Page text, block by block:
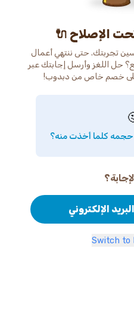
الإصلاح 🔌
تجربتك. حتى ننتهي أعمال
حل اللغز وأرسل إجابتك عبر
على خصم خاص من دبدوب!
حجمه كلما أخذت منه؟
الإلكتروني
Switch to